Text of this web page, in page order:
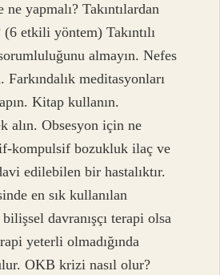
ne yapmalı? Takıntılardan
etkili yöntem) Takıntılı
almayın. Nefes
Farkındalık meditasyonları
Kitap kullanın.
alın. Obsesyon için ne
kompulsif bozukluk ilaç ve
edilebilen bir hastalıktır.
en sık kullanılan
davranışçı terapi olsa
yeterli olmadığında
OKB krizi nasıl olur?